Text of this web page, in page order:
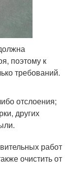
поэтому к
требований.
отслоения;
других
работ
очистить от